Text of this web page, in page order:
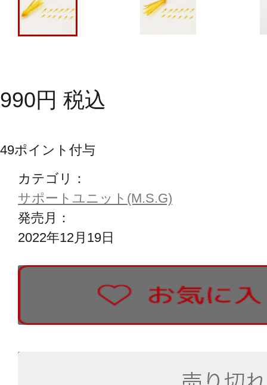
990円 税込
49ポイント付与
カテゴリ：
サポートユニット(M.S.G)
発売月：
2022年12月19日